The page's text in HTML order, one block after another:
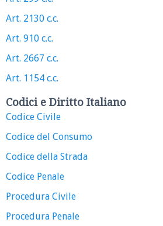
Art. 2130 c.c.
Art. 910 c.c.
Art. 2667 c.c.
Art. 1154 c.c.
Codici e Diritto Italiano
Codice Civile
Codice del Consumo
Codice della Strada
Codice Penale
Procedura Civile
Procedura Penale